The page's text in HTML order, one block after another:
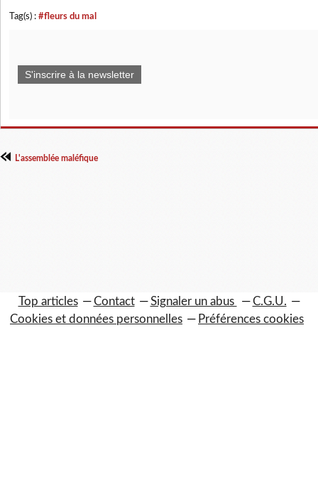
Tag(s) : #fleurs du mal
S'inscrire à la newsletter
L'assemblée maléfique
Top articles Contact Signaler un abus
C.G.U.
Cookies et données personnelles
Préférences cookies